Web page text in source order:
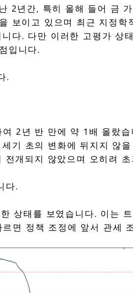
2년간, 특히 올해 들어 금
보이고 있으며 최근 지정학
다. 다만 이러한 고평가 상
입니다.
.
2년 반 만에 약 1배 올랐
기 초의 변화에 뒤지지 않
개되지 않았으며 오히려
다.
상태를 보였습니다. 이는
면 정책 조정에 앞서 관세